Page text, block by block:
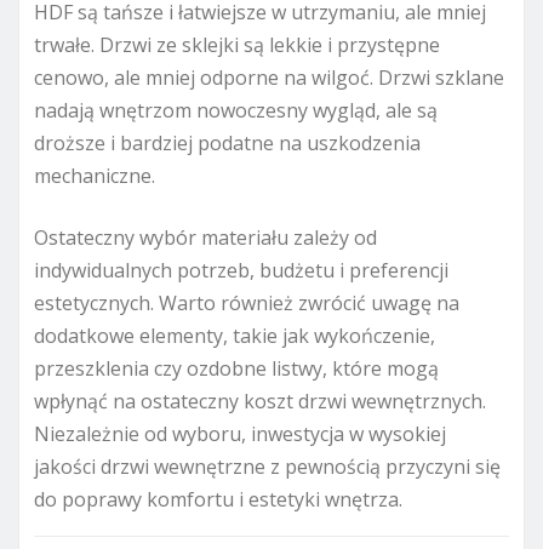
HDF są tańsze i łatwiejsze w utrzymaniu, ale mniej
trwałe. Drzwi ze sklejki są lekkie i przystępne
cenowo, ale mniej odporne na wilgoć. Drzwi szklane
nadają wnętrzom nowoczesny wygląd, ale są
droższe i bardziej podatne na uszkodzenia
mechaniczne.
Ostateczny wybór materiału zależy od
indywidualnych potrzeb, budżetu i preferencji
estetycznych. Warto również zwrócić uwagę na
dodatkowe elementy, takie jak wykończenie,
przeszklenia czy ozdobne listwy, które mogą
wpłynąć na ostateczny koszt drzwi wewnętrznych.
Niezależnie od wyboru, inwestycja w wysokiej
jakości drzwi wewnętrzne z pewnością przyczyni się
do poprawy komfortu i estetyki wnętrza.